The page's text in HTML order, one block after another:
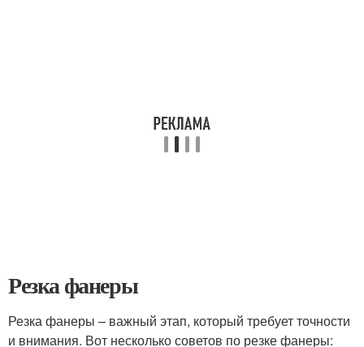
Резка фанеры
Резка фанеры – важный этап, который требует точности
и внимания. Вот несколько советов по резке фанеры: